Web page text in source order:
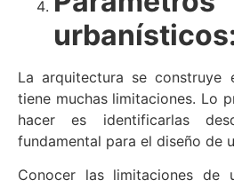
La arquitectura se
tiene muchas limitaciones. Lo
hacer es identificarlas
fundamental para el diseño de
Conocer las limitaciones